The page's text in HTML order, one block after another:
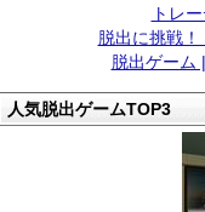
トレ
脱出に挑戦
脱出ゲーム
人気脱出ゲームTOP3